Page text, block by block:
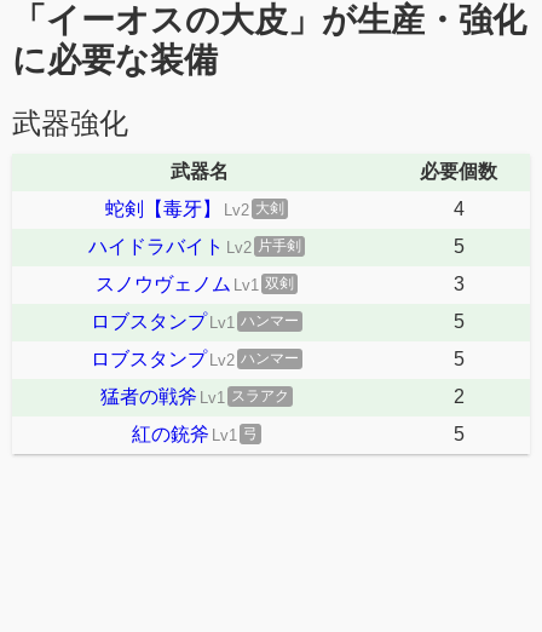
「イーオスの大皮」が生産・強化
に必要な装備
武器強化
武器名
必要個数
蛇剣【毒牙】
Lv2 大剣
4
ハイドラバイト Lv2 片手剣
5
スノウヴェノム Lv1 双剣
3
ロブスタンプ Lv1 ハンマー
5
ロブスタンプ Lv2 ハンマー
5
猛者の戦斧 Lv1 スラアク
2
紅の銃斧 Lv1 弓 5